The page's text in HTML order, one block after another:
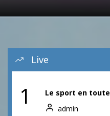
Live
10
1
Le sport en
admin